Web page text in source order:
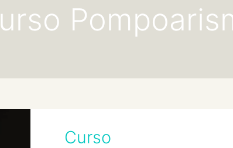
Curso
Curso